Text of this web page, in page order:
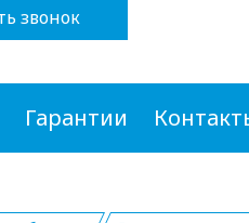
звонок
Гарантии